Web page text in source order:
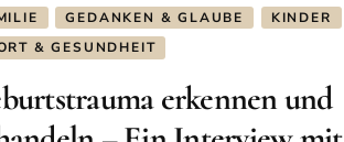
GEDANKEN & GLAUBE
KINDER
& GESUNDHEIT
erkennen und